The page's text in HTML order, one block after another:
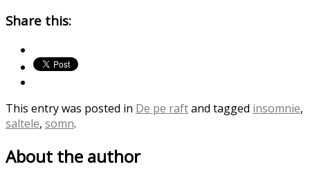
Share this:
This entry was posted in De pe raftand tagged insomnie,
saltele, somn.
About the author